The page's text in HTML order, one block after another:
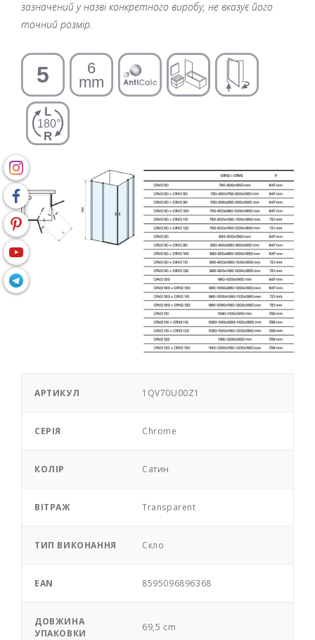
зазначений у назві конкретного виробу, не вказує його
точний розмір.
АРТИКУЛ 1QV70U00Z1
СЕРІЯ Chrome
КОЛІР Сатин
ВІТРАЖ Transparent
ТИП ВИКОНАННЯ Скло
EAN 8595096896368
ДОВЖИНА
УПАКОВКИ
69,5 cm